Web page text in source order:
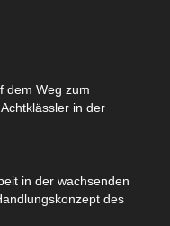
dem Weg zum
in der
in der wachsenden
des